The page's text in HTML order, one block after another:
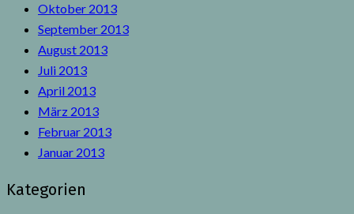
Oktober 2013
September 2013
August 2013
Juli 2013
April 2013
März 2013
Februar 2013
Januar 2013
Kategorien